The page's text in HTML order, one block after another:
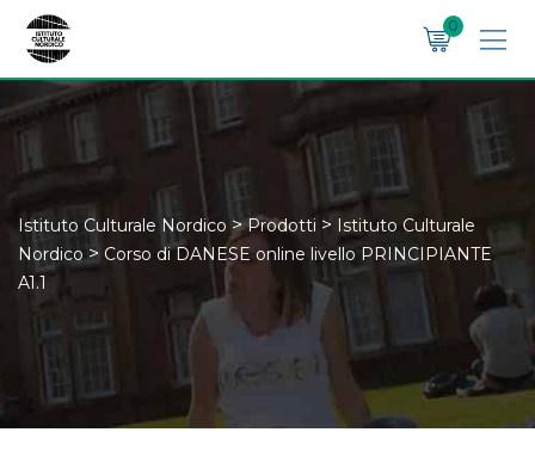
Skip
content
0
Istituto Culturale Nordico >Prodotti > Istituto Culturale
Nordico> Corso di DANESE online livello PRINCIPIANTE
A1.1